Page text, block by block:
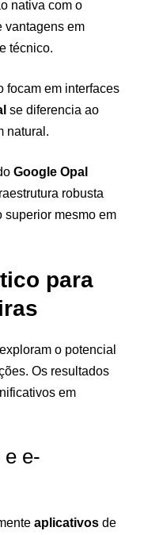
nativa com o
vantagens em
técnico.
focam em interfaces
se diferencia ao
natural.
Google Opal
robusta
superior mesmo em
para
o potencial
Os resultados
em
e e-
aplicativos de